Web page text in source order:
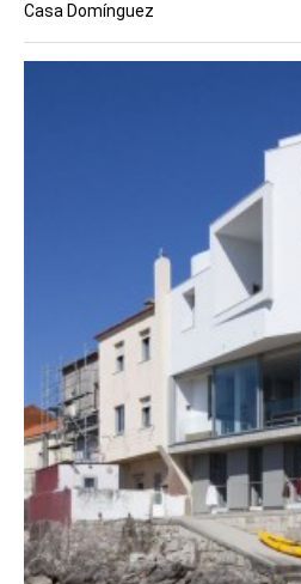
Casa Domínguez